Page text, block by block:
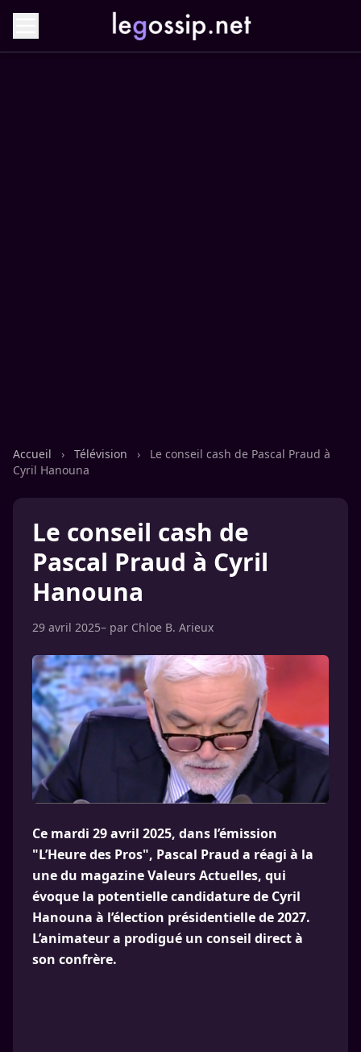
Accueil › Télévision ›
Le conseil cash de Pascal Praud à
Cyril Hanouna
Le conseil cash de
Pascal Praud à Cyril
Hanouna
29 avril 2025– par Chloe B. Arieux
Ce mardi 29 avril 2025, dans l’émission
"L’Heure des Pros", Pascal Praud a réagi à la
une du magazine Valeurs Actuelles, qui
évoque la potentielle candidature de Cyril
Hanouna à l’élection présidentielle de 2027.
L’animateur a prodigué un conseil direct à
son confrère.